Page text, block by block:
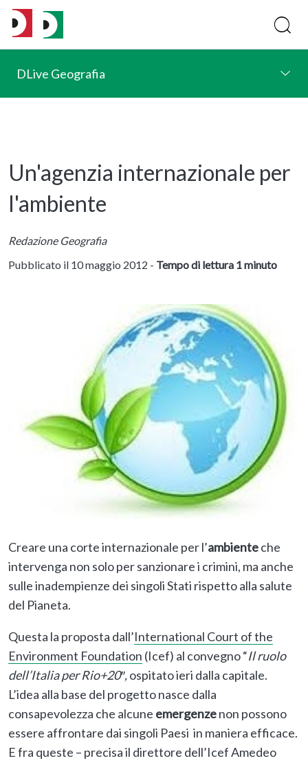
DLive Geografia
Un'agenzia internazionale per
l'ambiente
Redazione Geografia
Pubblicato il 10 maggio 2012 - Tempo di lettura 1 minuto
Creare una corte internazionale per l’ambienteche
intervenga non solo per sanzionare i crimini, ma anche
sulle inadempienze dei singoli Stati rispetto alla salute
del Pianeta.
Questa la proposta dall’International Court of the
Environment Foundation (Icef) al convegno “Il ruolo
dell’Italia per Rio+20″,ospitato ieri dalla capitale.
L’idea alla base del progetto nasce dalla
consapevolezza che alcune emergenzenon possono
essere affrontare dai singoli Paesi in maniera efficace.
E fra queste – precisa il direttore dell’Icef Amedeo